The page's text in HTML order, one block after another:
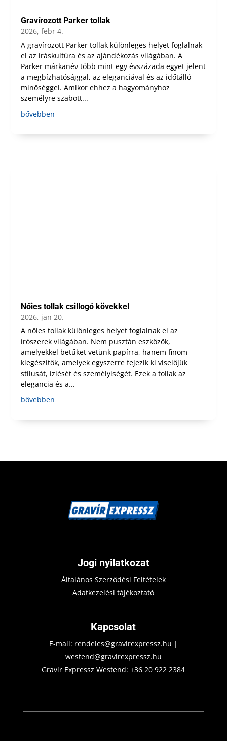
Gravírozott Parker tollak
2026, febr 4.
A gravírozott Parker tollak különleges helyet foglalnak
el az íráskultúra és az ajándékozás világában. A
Parker márkanév több mint egy évszázada egyet jelent
a megbízhatósággal, az eleganciával és az időtálló
minőséggel. Amikor ehhez a hagyományhoz
személyre szabott...
bővebben
Nőies tollak csillogó kövekkel
2026, jan 20.
A nőies tollak különleges helyet foglalnak el az
írószerek világában. Nem pusztán eszközök,
amelyekkel betűket vetünk papírra, hanem finom
kiegészítők, amelyek egyszerre fejezik ki viselőjük
stílusát, ízlését és személyiségét. Ezek a tollak az
elegancia és a...
bővebben
Jogi nyilatkozat
Általános Szerződési Feltételek
Adatkezelési tájékoztató
Kapcsolat
E-mail: rendeles@gravirexpressz.hu |
westend@gravirexpressz.hu
Gravír Expressz Westend:+36 20 922 2384